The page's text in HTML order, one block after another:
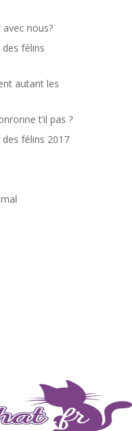
nous?
félins
autant les
t’il pas ?
des félins 2017